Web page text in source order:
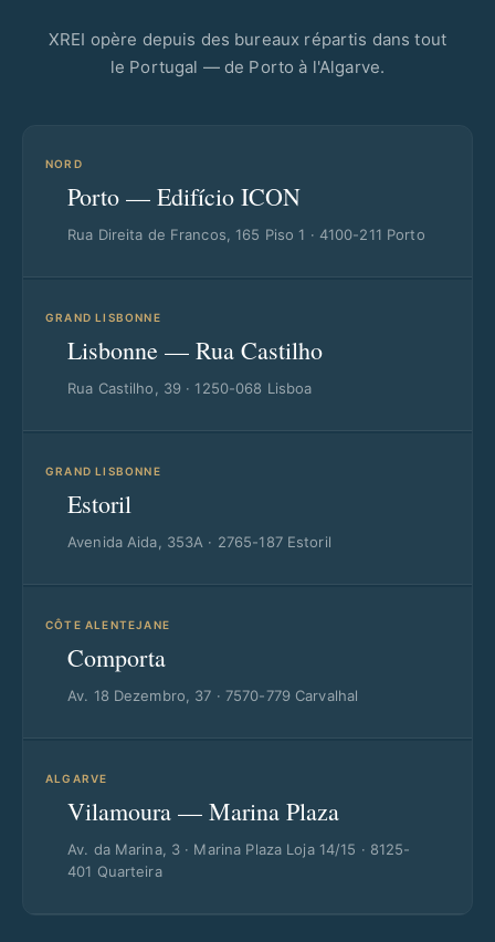
XREI opère depuis des bureaux répartis dans tout
le Portugal — de Porto à l'Algarve.
NORD
Porto — Edifício ICON
Rua Direita de Francos, 165 Piso 1 · 4100-211 Porto
GRAND LISBONNE
Lisbonne — Rua Castilho
Rua Castilho, 39 · 1250-068 Lisboa
GRAND LISBONNE
Estoril
Avenida Aida, 353A · 2765-187 Estoril
CÔTE ALENTEJANE
Comporta
Av. 18 Dezembro, 37 · 7570-779 Carvalhal
ALGARVE
Vilamoura — Marina Plaza
Av. da Marina, 3 · Marina Plaza Loja 14/15 · 8125-
401 Quarteira